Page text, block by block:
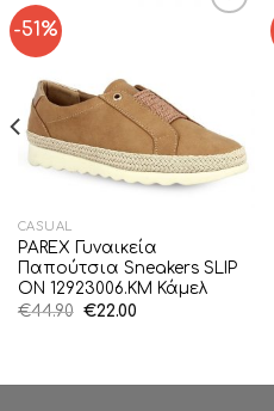
-51%
CASUAL
PAREX Γυναικεία
Παπούτσια Sneakers SLIP
ON 12923006.KM Κάμελ
€44.90 Original
€22.00Η